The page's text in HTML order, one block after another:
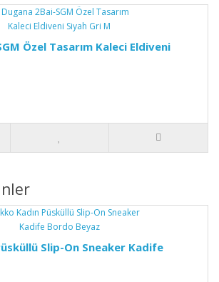
Özel Tasarım Kaleci Eldiveni
Slip-On Sneaker Kadife